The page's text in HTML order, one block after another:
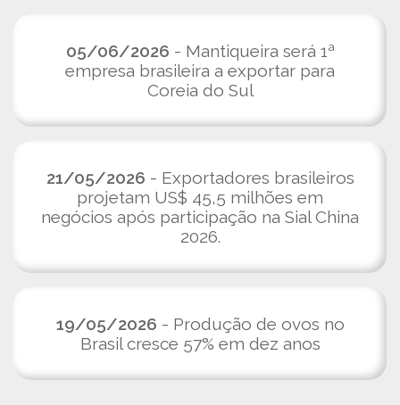
05/06/2026 - Mantiqueira será 1ª
empresa brasileira a exportar para
Coreia do Sul
21/05/2026 - Exportadores brasileiros
projetam US$ 45,5 milhões em
negócios após participação na Sial China
2026.
19/05/2026 - Produção de ovos no
Brasil cresce 57% em dez anos